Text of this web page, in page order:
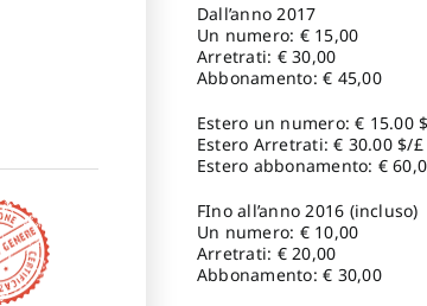
Dall’anno 2017
Un numero: € 15,00
Arretrati: € 30,00
Abbonamento: € 45,00
Estero un numero: € 15.00
Estero Arretrati: € 30.00 $/£
Estero abbonamento: €
FIno all’anno 2016 (incluso)
Un numero: € 10,00
Arretrati: € 20,00
Abbonamento: € 30,00